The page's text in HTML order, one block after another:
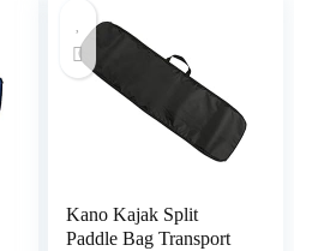
Kano Kajak Split
Paddle Bag Transport